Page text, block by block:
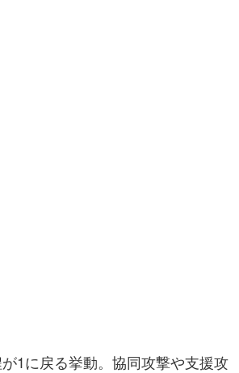
1に戻る挙動。協同攻撃や支援攻